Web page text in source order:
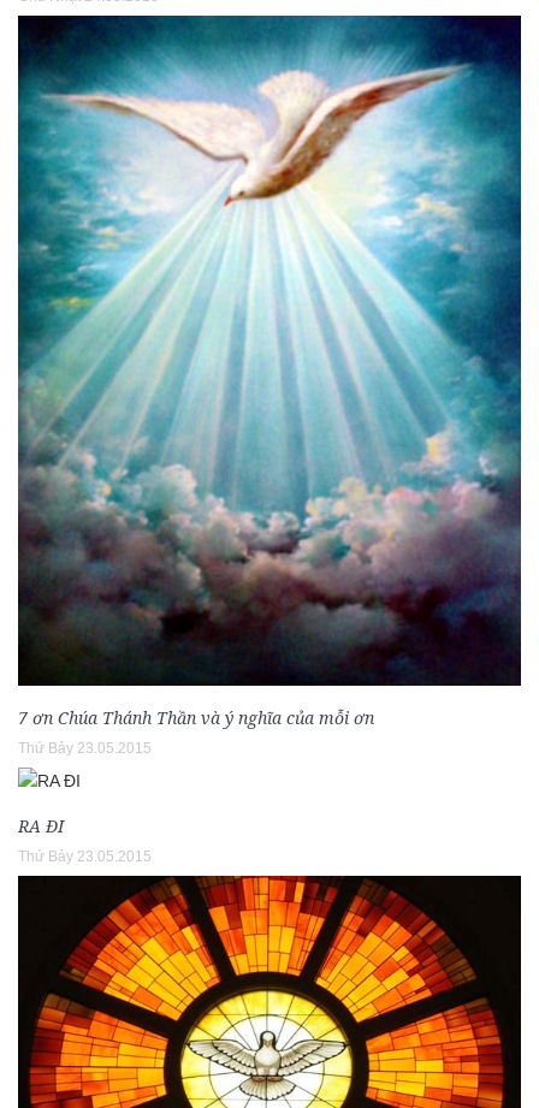
7 ơn Chúa Thánh Thần và ý nghĩa của mỗi ơn
Thứ Bảy 23.05.2015
RA ĐI
Thứ Bảy 23.05.2015